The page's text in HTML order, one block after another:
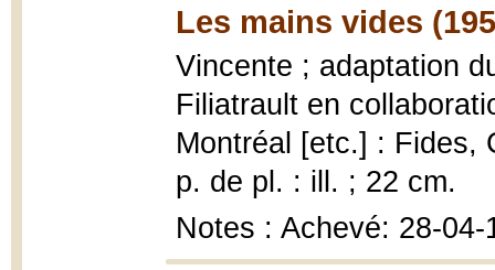
Les mains vides
Vincente ; adaptation
Filiatrault en
Montréal [etc.] : Fides,
p. de pl. : ill. ; 22 cm.
Notes : Achevé: 28-04-